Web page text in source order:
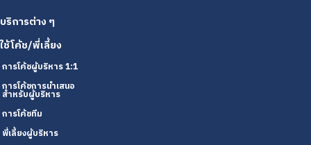
บริการต่าง ๆ
ใช้โค้ช/พี่เลี้ยง
การโค้ชผู้บริหาร 1:1
การโค้ชการนำเสนอ
สำหรับผู้บริหาร
การโค้ชทีม
พี่เลี้ยงผู้บริหาร